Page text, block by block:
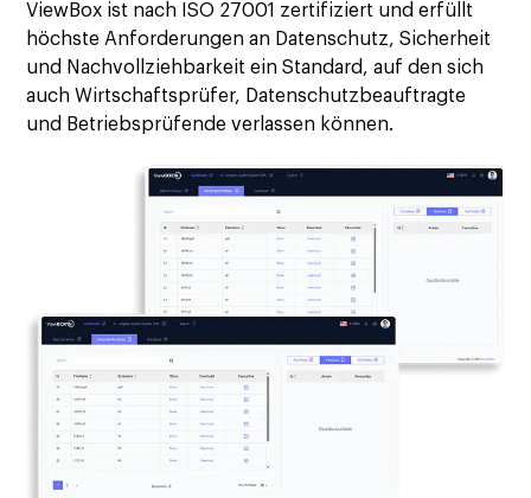
ViewBox ist nach ISO 27001 zertifiziert und erfüllt
höchste Anforderungen an Datenschutz, Sicherheit
und Nachvollziehbarkeit ein Standard, auf den sich
auch Wirtschaftsprüfer, Datenschutzbeauftragte
und Betriebsprüfende verlassen können.